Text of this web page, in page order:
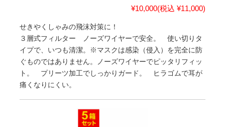
¥10,000(税込 ¥11,000)
せきやくしゃみの飛沫対策に！
３層式フィルター ノーズワイヤーで安全。 使い切りタ
イプで、いつも清潔。※マスクは感染（侵入）を完全に防
ぐものではありません。ノーズワイヤーでピッタリフィッ
ト。 プリーツ加工でしっかりガード。 ヒラゴムで耳が
痛くなりにくい。